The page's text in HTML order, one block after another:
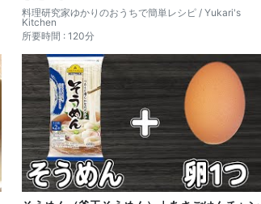
料理研究家ゆかりのおうちで簡単レシピ / Yukari's
Kitchen
所要時間 : 120分